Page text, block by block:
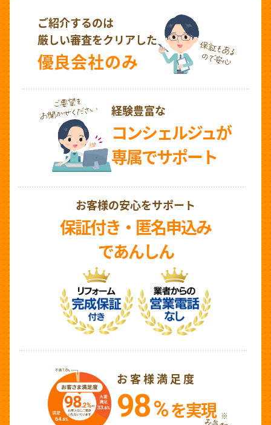
ご紹介するのは
厳しい審査をクリアした
優良会社のみ
経験豊富な
コンシェルジュが
専属でサポート
お客様の安心をサポート
保証付き・匿名申込み
であんしん
お客様満足度
98%を実現 ※